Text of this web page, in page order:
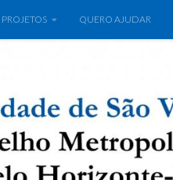
PROJETOS QUERO AJUDAR